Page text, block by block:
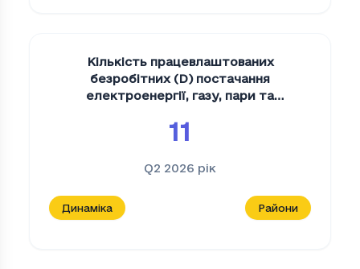
Кількість працевлаштованих
безробітних (D) постачання
електроенергії, газу, пари та
11
Q2 2026 рік
Динаміка Райони